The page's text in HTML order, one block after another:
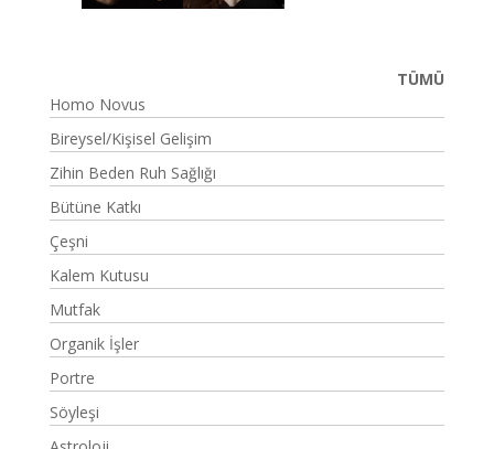
TÜMÜ
Homo Novus
Bireysel/Kişisel Gelişim
Zihin Beden Ruh Sağlığı
Bütüne Katkı
Çeşni
Kalem Kutusu
Mutfak
Organik İşler
Portre
Söyleşi